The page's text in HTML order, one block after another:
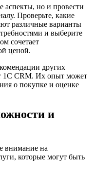
аспекты, но и провести
Проверьте, какие
различные варианты
и выберите
сочетает
ценой.
других
1С CRM. Их опыт может
о покупке и оценке
и
внимание на
которые могут быть